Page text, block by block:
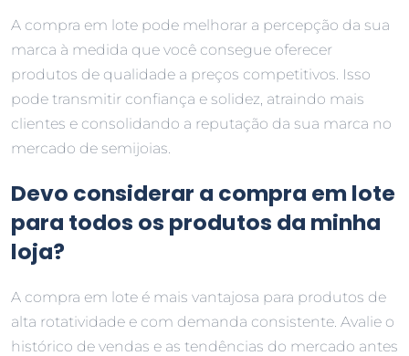
A compra em lote pode melhorar a percepção da sua
marca à medida que você consegue oferecer
produtos de qualidade a preços competitivos. Isso
pode transmitir confiança e solidez, atraindo mais
clientes e consolidando a reputação da sua marca no
mercado de semijoias.
Devo considerar a compra em lote
para todos os produtos da minha
loja?
A compra em lote é mais vantajosa para produtos de
alta rotatividade e com demanda consistente. Avalie o
histórico de vendas e as tendências do mercado antes